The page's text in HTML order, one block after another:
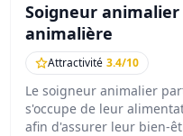
Soigneur animalier
animalière
Attractivité 3.4/10
Le soigneur animalier
s'occupe de leur
afin d'assurer leur bien-